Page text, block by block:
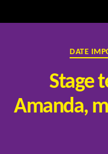
DATE
Stage
Amanda,